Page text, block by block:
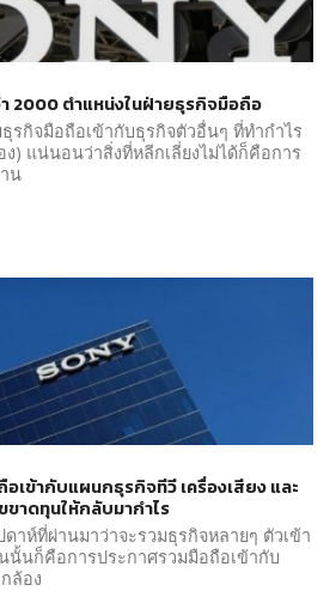
2000 ตำแหน่งในฝ่ายธุรกิจมือถือ
ธุรกิจมือถือเข้ากับธุรกิจตัวอื่นๆ ที่ทำกำไร
ง) แน่นอนว่าสิ่งที่หลีกเลี่ยงไม่ได้ก็คือการ
น
เข้ากับแผนกธุรกิจทีวี เครื่องเสียง และ
าดทุนให้กลับมากำไร
ดาห์ที่ผ่านมาว่าจะรวมธุรกิจหลายๆ ตัวเข้า
นั้นก็คือการประกาศรวมมือถือเข้ากับ
ล้อง